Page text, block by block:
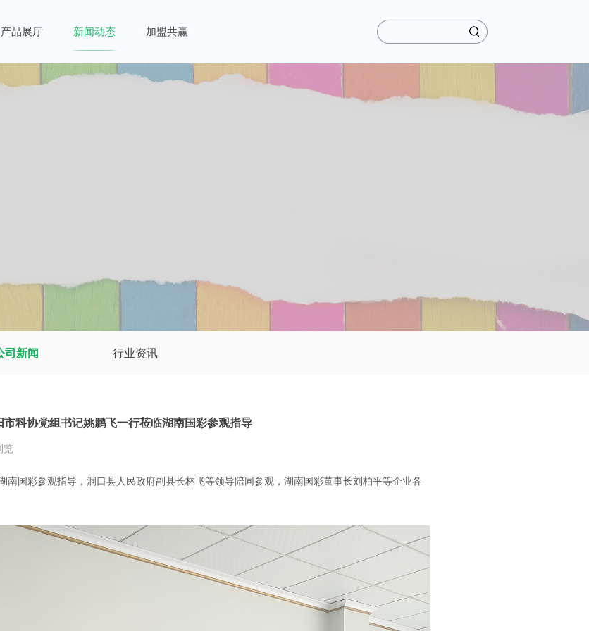
产品展厅 新闻动态 加盟共赢
司新闻 行业资讯
市科协党组书记姚鹏飞一行莅临湖南国彩参观指导
览
南国彩参观指导，洞口县人民政府副县长林飞等领导陪同参观，湖南国彩董事长刘柏平等企业各